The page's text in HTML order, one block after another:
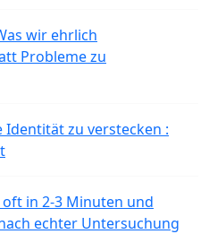
wir ehrlich
Probleme zu
zu verstecken :
in 2-3 Minuten und
echter Untersuchung